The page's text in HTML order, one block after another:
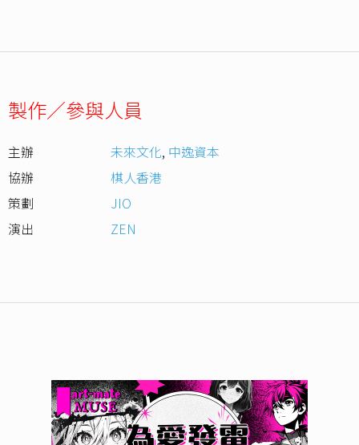
製作／參與人員
主辦 未來文化, 中逸資本
協辦
棋人香港
策劃
JIO
演出
ZEN